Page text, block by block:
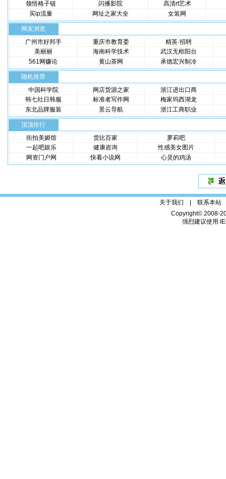
领悟格子链
闪播影院
高清rt艺术
买ip流量
网址之家大全 女装网
网友浏览
广州市好邦手
重庆市教育委
精英·招聘
美丽丽
海南科学技术
武汉无框阳台
561网赚论
黄山茶网 承德宏兴制冷
随机推荐
中国科学院
网店货源之家
浙江进出口商
韩七社日韩服
标准者写作网
梅家坞西湖龙
东北品牌服装
景云导航 浙江工商职业
顶顶排行
街拍美媚馆
货比百家
萝莉吧
一起吧娱乐
健康咨询
性感美女图片
网资门户网
快看小说网 心灵的鸡汤
关于我们 | 联系本站
Copyright© 2008-
强烈建议使用